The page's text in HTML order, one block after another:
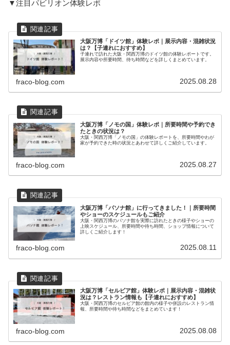
▼注目パビリオン体験レポ
大阪万博「ドイツ館」体験レポ｜展示内容・混雑状況
は？【子連れにおすすめ】
子連れで訪れた大阪・関西万博のドイツ館の体験レポートです。
展示内容や所要時間、待ち時間などを詳しくまとめています。
fraco-blog.com 2025.08.28
大阪万博「ノモの国」体験レポ｜所要時間や予約でき
たときの状況は？
大阪・関西万博「ノモの国」の体験レポートを、所要時間やわが
家が予約できた時の状況とあわせて詳しくご紹介しています。
fraco-blog.com 2025.08.27
大阪万博「パソナ館」に行ってきました！｜所要時間
やショーのスケジュールもご紹介
大阪・関西万博のパソナ館を実際に訪れたときの様子やショーの
上映スケジュール、所要時間や待ち時間、ショップ情報について
詳しくご紹介します！
fraco-blog.com 2025.08.11
大阪万博「セルビア館」体験レポ｜展示内容・混雑状
況は？レストラン情報も【子連れにおすすめ】
大阪・関西万博のセルビア館の館内の様子や併設のレストラン情
報、所要時間や待ち時間などをまとめています！
fraco-blog.com 2025.08.08